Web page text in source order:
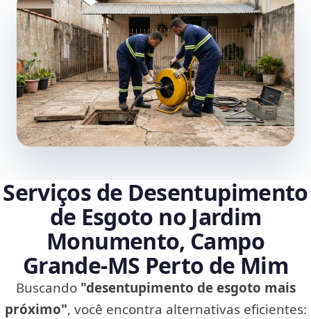
Serviços de Desentupimento
de Esgoto no Jardim
Monumento, Campo
Grande‑MS Perto de Mim
Buscando "desentupimento de esgoto mais
próximo", você encontra alternativas eficientes: